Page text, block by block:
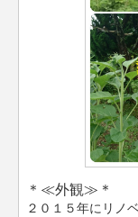
＊≪外観≫＊
２０１５年にリノ